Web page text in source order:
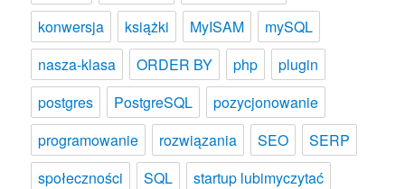
konwersja
książki MyISAM
mySQL
nasza-klasa
ORDER BY php
plugin
postgres
PostgreSQL
pozycjonowanie
programowanie
rozwiązania SEO
SERP
społeczności
SQL
startup lubimyczytać